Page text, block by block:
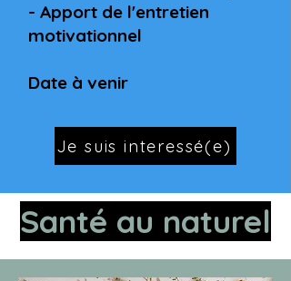
- Apport de l'entretien
motivationnel
Date à venir
Je suis interessé(e)
Santé au naturel